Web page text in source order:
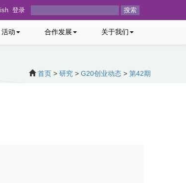
登录 搜索
活动 合作发展 关于我们
首页 > 研究 > G20创业动态 > 第42期